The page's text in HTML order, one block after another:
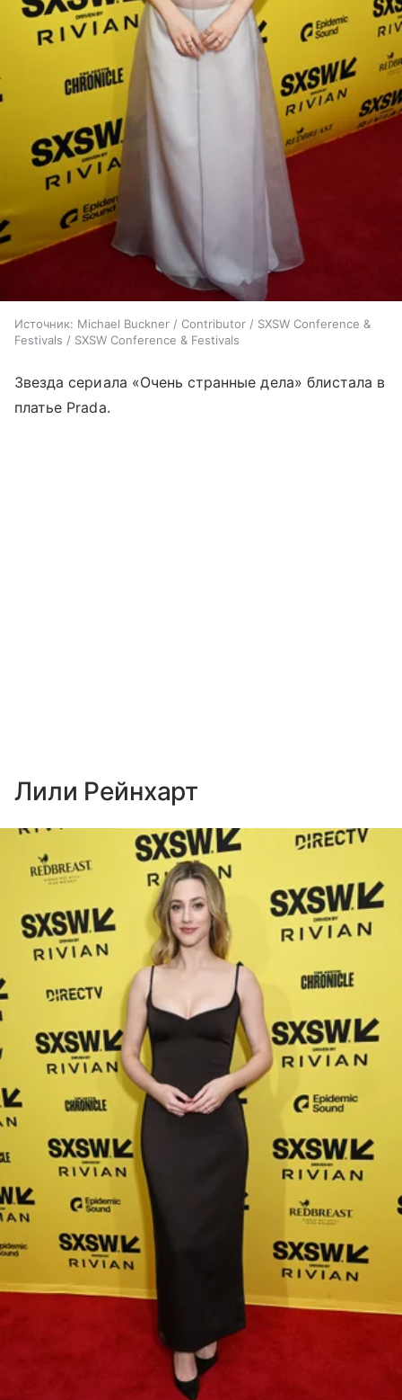
Источник: Michael Buckner / Contributor / SXSW Conference &
Festivals / SXSW Conference & Festivals
Звезда сериала «Очень странные дела» блистала в
платье Prada.
Лили Рейнхарт